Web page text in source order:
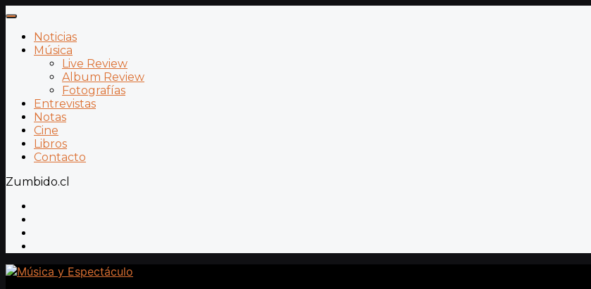
Noticias
Música
Live Review
Album Review
Fotografías
Entrevistas
Notas
Cine
Libros
Contacto
Zumbido.cl